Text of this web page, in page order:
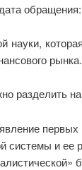
обращения:
рынка.
разделить на
первых
системы и ее